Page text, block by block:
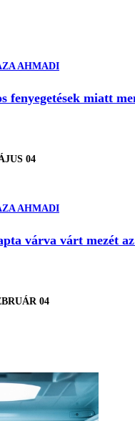
AHMADI
fenyegetések miatt
04
AHMADI
várva várt mezét
04